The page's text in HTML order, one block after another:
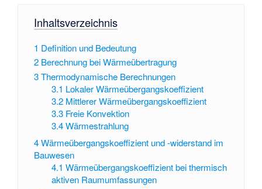
Inhaltsverzeichnis
1 Definition und Bedeutung
2 Berechnung bei Wärmeübertragung
3Thermodynamische Berechnungen
3.1 Lokaler Wärmeübergangskoeffizient
3.2 Mittlerer Wärmeübergangskoeffizient
3.3 Freie Konvektion
3.4 Wärmestrahlung
4Wärmeübergangskoeffizient und -widerstand im
Bauwesen
4.1 Wärmeübergangskoeffizient bei thermisch
aktiven Raumumfassungen